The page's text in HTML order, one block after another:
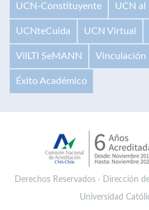
UCN-Constituyente UCN al
UCNteCuida UCN Virtual
VilLTI SeMANN Vinculación
Éxito Académico
Derechos Reservados · Dirección
Universidad